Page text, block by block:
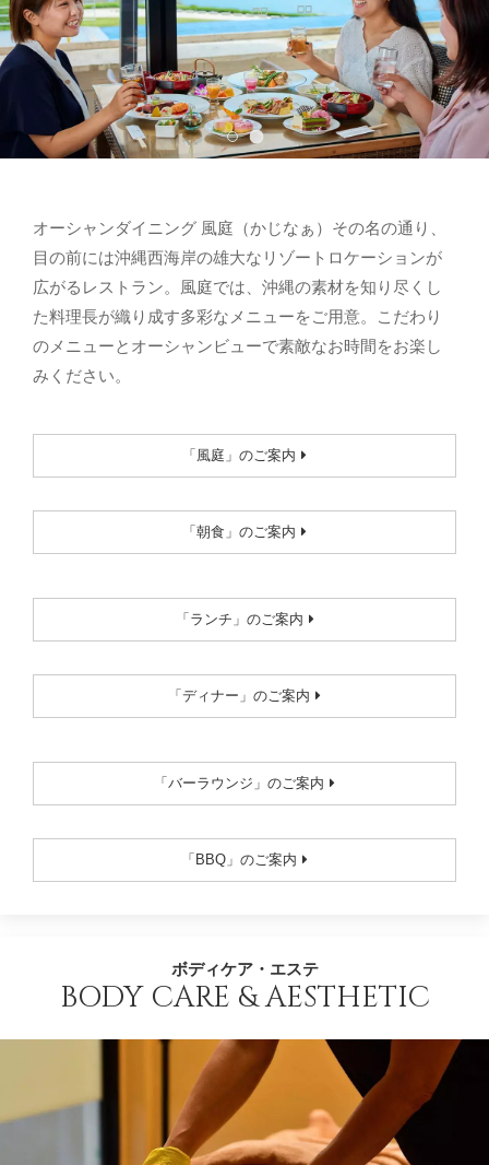
オーシャンダイニング 風庭（かじなぁ）その名の通り、
目の前には沖縄西海岸の雄大なリゾートロケーションが
広がるレストラン。風庭では、沖縄の素材を知り尽くし
た料理長が織り成す多彩なメニューをご用意。こだわり
のメニューとオーシャンビューで素敵なお時間をお楽し
みください。
「風庭」のご案内
「朝食」のご案内
「ランチ」のご案内
「ディナー」のご案内
「バーラウンジ」のご案内
「BBQ」のご案内
ボディケア・エステ
BODY CARE & AESTHETIC